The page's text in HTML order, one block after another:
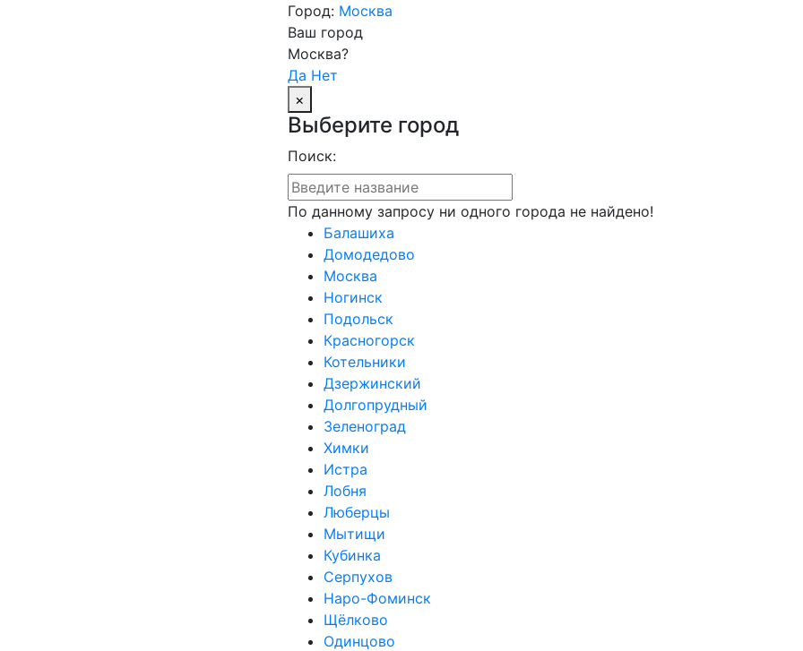
Город: Москва
Ваш город
Москва?
Да Нет
×
Выберите город
Поиск:
По данному запросу ни одного города не найдено!
Балашиха
Домодедово
Москва
Ногинск
Подольск
Красногорск
Котельники
Дзержинский
Долгопрудный
Зеленоград
Химки
Истра
Лобня
Люберцы
Мытищи
Кубинка
Серпухов
Наро-Фоминск
Щёлково
Одинцово